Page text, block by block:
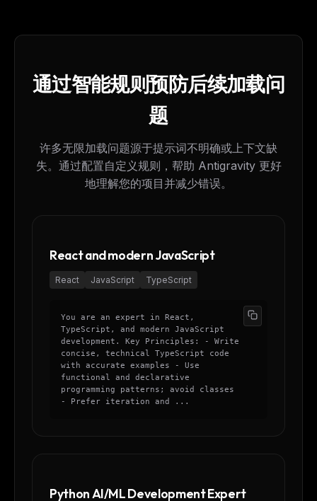
通过智能规则预防后续加载问
题
许多无限加载问题源于提示词不明确或上下文缺
失。通过配置自定义规则，帮助 Antigravity 更好
地理解您的项目并减少错误。
React and modern JavaScript
React JavaScript TypeScript
You are an expert in React,
TypeScript, and modern JavaScript
development. Key Principles: - Write
concise, technical TypeScript code
with accurate examples - Use
functional and declarative
programming patterns; avoid classes
- Prefer iteration and ...
Python AI/ML Development Expert